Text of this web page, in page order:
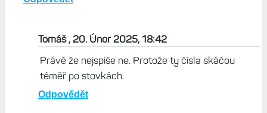
Tomáš , 20. Únor 2025, 18:42
Právě že nejspíše ne. Protože ty čísla skáčou
téměř po stovkách.
Odpovědět